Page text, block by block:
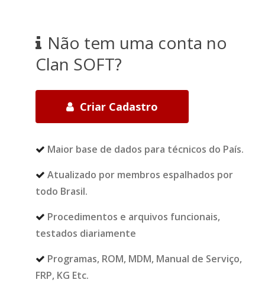
Não tem uma conta no
Clan SOFT?
Criar Cadastro
Maior base de dados para técnicos do País.
Atualizado por membros espalhados por
todo Brasil.
Procedimentos e arquivos funcionais,
testados diariamente
Programas, ROM, MDM, Manual de Serviço,
FRP, KG Etc.